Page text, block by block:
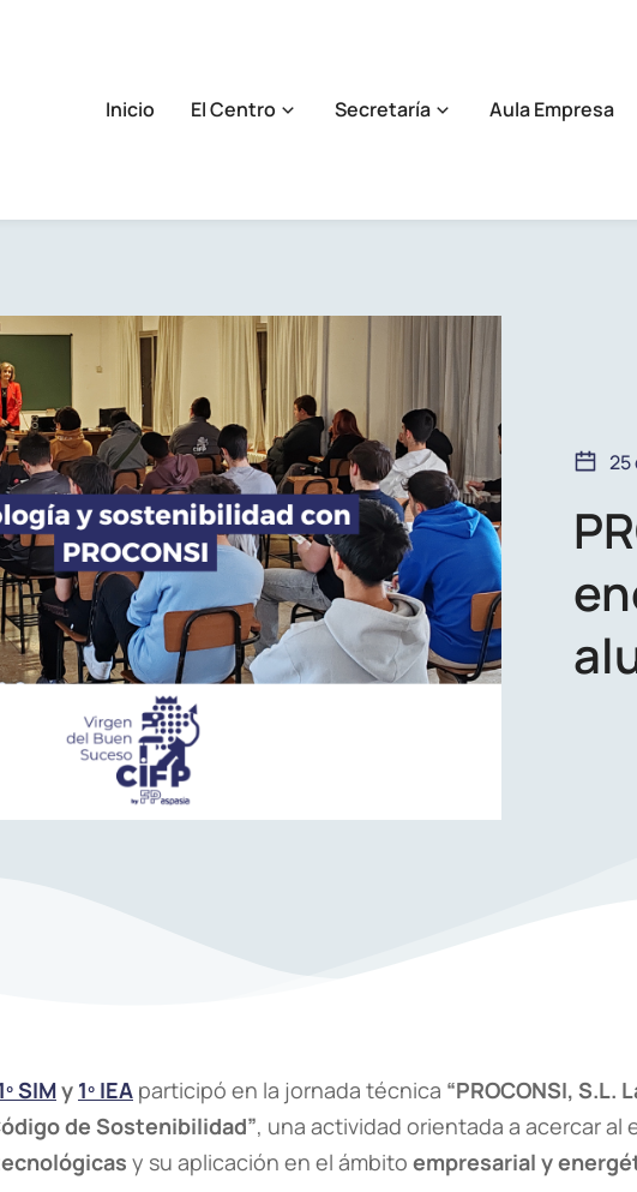
Inicio El Centro Secretaría Aula Empresa
25
SIMy 1º IEA participó en la jornada técnica “PROCONSI, S.L.
de Sostenibilidad”, una actividad orientada a acercar al
y su aplicación en el ámbito empresarial y